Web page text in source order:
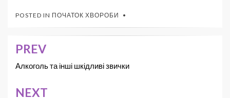
POSTED IN ПОЧАТОК ХВОРОБИ
PREV
Алкоголь та інші шкідливі звички
NEXT